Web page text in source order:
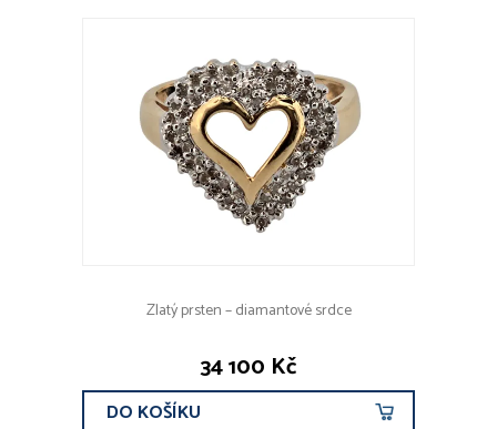
Zlatý prsten – diamantové srdce
34 100 Kč
DO KOŠÍKU